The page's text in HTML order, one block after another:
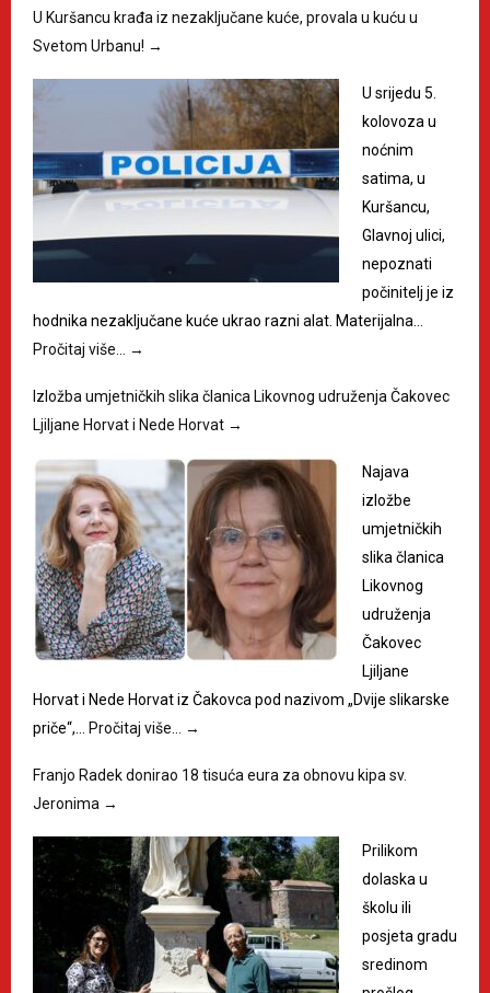
U Kuršancu krađa iz nezaključane kuće, provala u kuću u
Svetom Urbanu! →
U srijedu 5.
kolovoza u
noćnim
satima, u
Kuršancu,
Glavnoj ulici,
nepoznati
počinitelj je iz
hodnika nezaključane kuće ukrao razni alat. Materijalna…
Pročitaj više… →
Izložba umjetničkih slika članica Likovnog udruženja Čakovec
Ljiljane Horvat i Nede Horvat →
Najava
izložbe
umjetničkih
slika članica
Likovnog
udruženja
Čakovec
Ljiljane
Horvat i Nede Horvat iz Čakovca pod nazivom „Dvije slikarske
priče“,… Pročitaj više… →
Franjo Radek donirao 18 tisuća eura za obnovu kipa sv.
Jeronima →
Prilikom
dolaska u
školu ili
posjeta gradu
sredinom